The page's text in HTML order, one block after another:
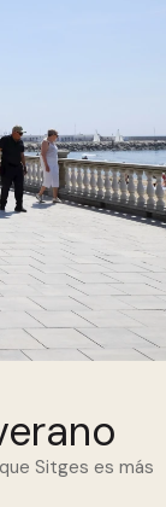
Sitges es más